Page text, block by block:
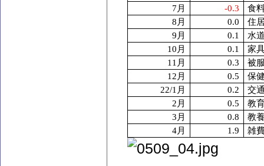
7 月 -0.3
食
8 月 0.0
住
9 月 0.1
水
10 月 0.1
家
11 月 0.3
被
12 月 0.5
保
22/1 月 0.2
交
2 月 0.5
教
3 月 0.8
教
4月 1.9 雑